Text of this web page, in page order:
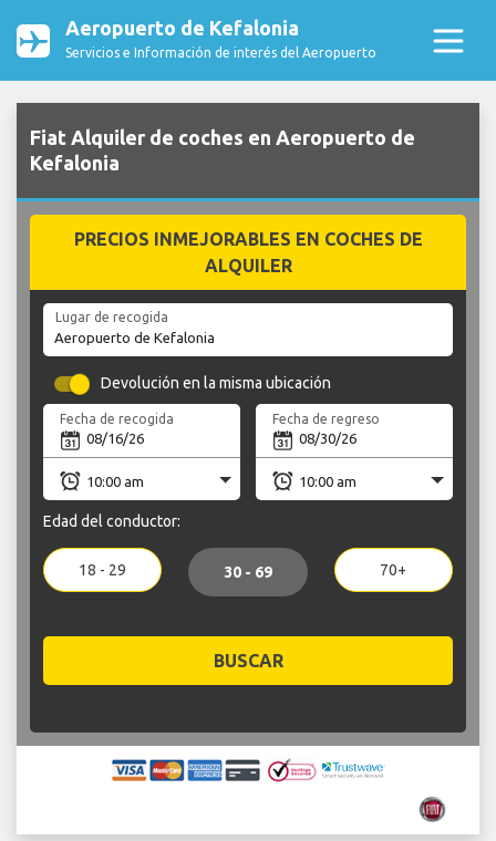
Aeropuerto de Kefalonia
Servicios e Información de interés del Aeropuerto
Fiat Alquiler de coches en Aeropuerto de
Kefalonia
PRECIOS INMEJORABLES EN COCHES DE
ALQUILER
Lugar de recogida
Devolución en la misma ubicación
Fecha de recogida Fecha de regreso
Edad del conductor:
18 - 29 30 - 69 70+
BUSCAR